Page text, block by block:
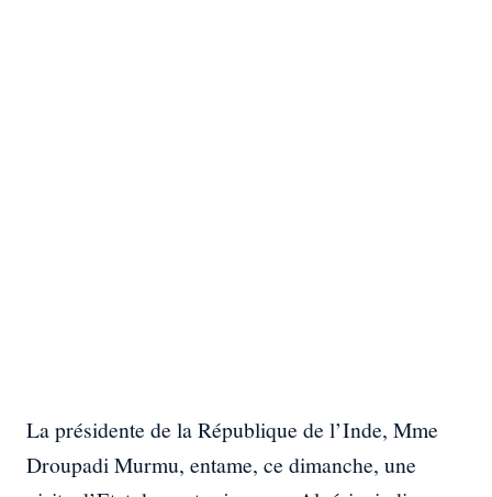
La présidente de la République de l’Inde, Mme
Droupadi Murmu, entame, ce dimanche, une